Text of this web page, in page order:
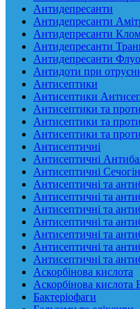
Антидепресанти
Антидепресанти
Антидепресанти
Антидепресанти
Антидепресанти
Антидоти при
Антисептики
Антисептики
Антисептики та
Антисептики та
Антисептики та
Антисептичні
Антисептичні
Антисептичні
Антисептичні та
Антисептичні та
Антисептичні та
Антисептичні та
Антисептичні та
Антисептичні та
Антисептичні та
Аскорбінова кислота
Аскорбінова кислота
Бактеріофаги